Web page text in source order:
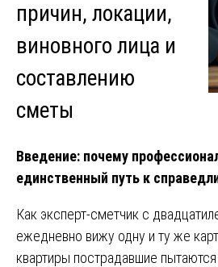
причин, локации,
виновного лица и
составлению
сметы
Введение: почему
единственный путь к
Как эксперт-сметчик с
ежедневно вижу одну и ту же
квартиры пострадавшие